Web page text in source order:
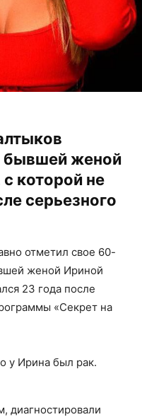
бывшей женой
которой не
серьезного
отметил свое 60-
женой Ириной
23 года после
«Секрет на
у Ирина был рак.
диагностировали